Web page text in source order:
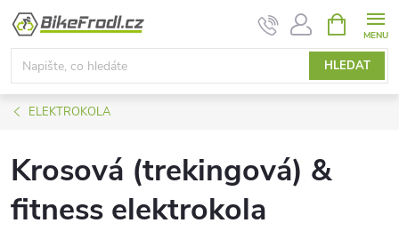
Přejít
obsah
HLEDAT
NÁKUPNÍ
KOŠÍK
ELEKTROKOLA
Krosová (trekingová) &
fitness elektrokola